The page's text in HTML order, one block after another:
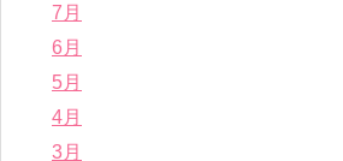
7月
6月
5月
4月
3月